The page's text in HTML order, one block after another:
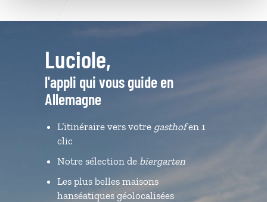
Luciole,
l'appli qui vous guide en
Allemagne
L’itinéraire vers votre gasthofen 1
clic
Notre sélection de biergarten
Les plus belles maisons
hanséatiques géolocalisées